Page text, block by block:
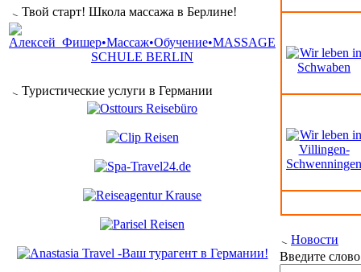
Твой старт! Школа массажа в Берлине!
Туристические услуги в Германии
Новости
Введите